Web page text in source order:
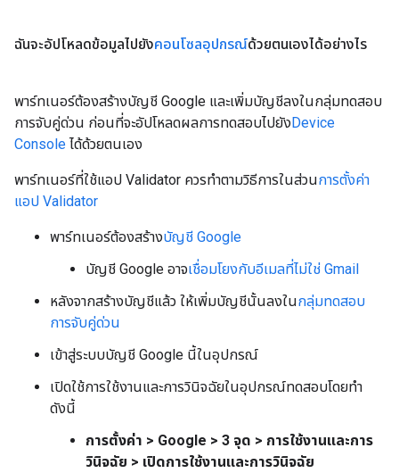
ฉันจะอัปโหลดข้อมูลไปยังคอนโซลอุปกรณ์ด้วยตนเองได้อย่างไร
พาร์ทเนอร์ต้องสร้างบัญชี Google และเพิ่มบัญชีลงในกลุ่มทดสอบ
การจับคู่ด่วน ก่อนที่จะอัปโหลดผลการทดสอบไปยังDevice
Console ได้ด้วยตนเอง
พาร์ทเนอร์ที่ใช้แอป Validator ควรทำตามวิธีการในส่วนการตั้งค่า
แอป Validator
พาร์ทเนอร์ต้องสร้างบัญชี Google
บัญชี Google อาจเชื่อมโยงกับอีเมลที่ไม่ใช่ Gmail
หลังจากสร้างบัญชีแล้ว ให้เพิ่มบัญชีนั้นลงในกลุ่มทดสอบ
การจับคู่ด่วน
เข้าสู่ระบบบัญชี Google นี้ในอุปกรณ์
เปิดใช้การใช้งานและการวินิจฉัยในอุปกรณ์ทดสอบโดยทำ
ดังนี้
การตั้งค่า > Google > 3 จุด > การใช้งานและการ
วินิจฉัย > เปิดการใช้งานและการวินิจฉัย